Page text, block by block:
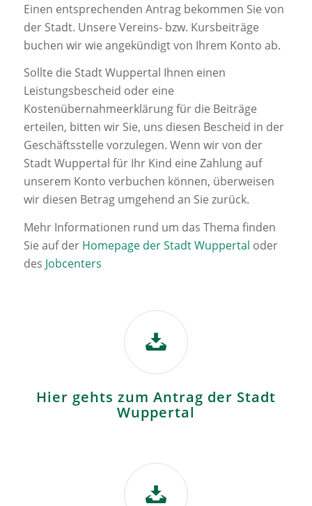
Einen entsprechenden Antrag bekommen Sie von
der Stadt. Unsere Vereins- bzw. Kursbeiträge
buchen wir wie angekündigt von Ihrem Konto ab.
Sollte die Stadt Wuppertal Ihnen einen
Leistungsbescheid oder eine
Kostenübernahmeerklärung für die Beiträge
erteilen, bitten wir Sie, uns diesen Bescheid in der
Geschäftsstelle vorzulegen. Wenn wir von der
Stadt Wuppertal für Ihr Kind eine Zahlung auf
unserem Konto verbuchen können, überweisen
wir diesen Betrag umgehend an Sie zurück.
Mehr Informationen rund um das Thema finden
Sie auf der Homepage der Stadt Wuppertal oder
des Jobcenters
Hier gehts zum Antrag der Stadt
Wuppertal